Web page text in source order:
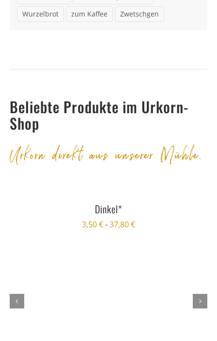
Wurzelbrot
zum Kaffee Zwetschgen
Beliebte Produkte im Urkorn-
Shop
Urkorn direkt aus unserer Mühle.
Dinkel*
3,50€-37,80€